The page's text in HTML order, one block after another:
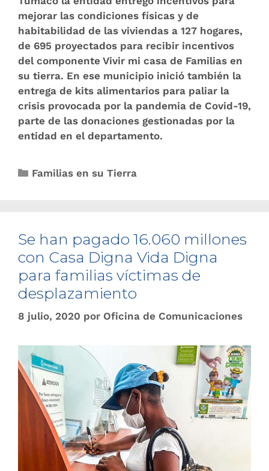
mejorar las condiciones físicas y de
habitabilidad de las viviendas a 127 hogares,
de 695 proyectados para recibir incentivos
del componente Vivir mi casa de Familias en
su tierra. En ese municipio inició también la
entrega de kits alimentarios para paliar la
crisis provocada por la pandemia de Covid-19,
parte de las donaciones gestionadas por la
entidad en el departamento.
Familias en su Tierra
Se han pagado 16.060 millones
con Casa Digna Vida Digna
para familias víctimas de
desplazamiento
8 julio, 2020 por Oficina de Comunicaciones